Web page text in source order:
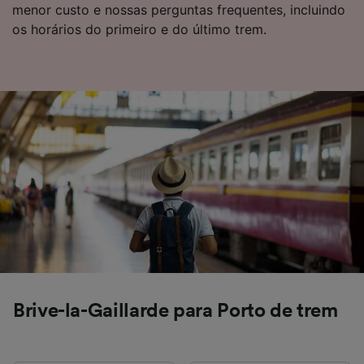
menor custo e nossas perguntas frequentes, incluindo
os horários do primeiro e do último trem.
Brive-la-Gaillarde para Porto de trem